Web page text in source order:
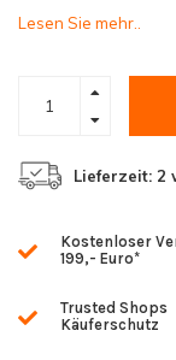
Lesen Sie mehr..
Lieferzeit: 2
Kostenloser
199,- Euro*
Trusted Shops
Käuferschutz